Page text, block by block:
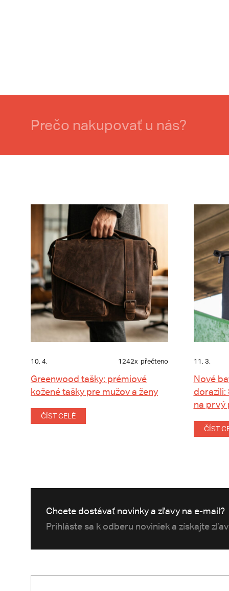
Prečo nakupovať u nás?
10. 4. 1242x přečteno
Greenwood tašky: prémiové
kožené tašky pre mužov a ženy
ČÍST CELÉ
11. 3.
Nové
dorazili:
na prvý
ČÍST
Chcete dostávať novinky a zľavy na e-mail?
Prihláste sa k odberu noviniek a získajte